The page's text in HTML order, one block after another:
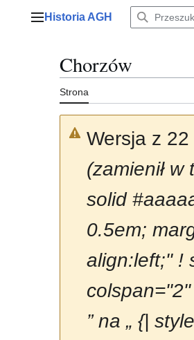
Menu główne
Historia AGH
Chorzów
Strona
Wersja z
(zamienił
solid
0.5em;
align:left;" !
” na „ {|